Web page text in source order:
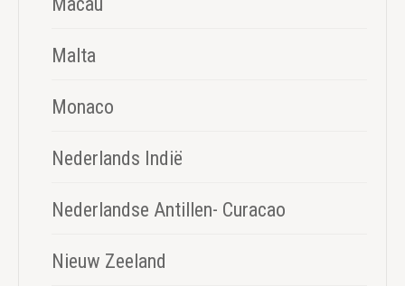
Malta
Monaco
Nederlands Indië
Nederlandse Antillen- Curacao
Nieuw Zeeland